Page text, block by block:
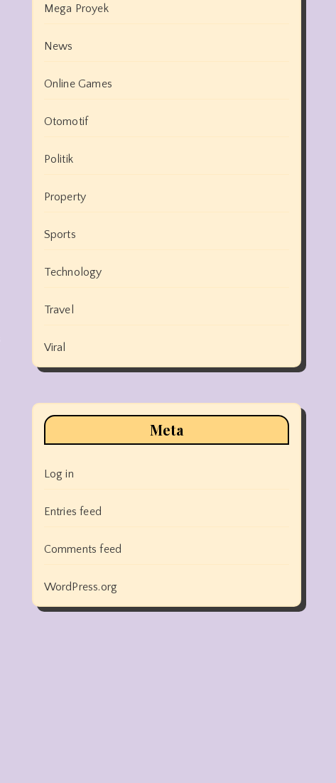
Mega Proyek
News
Online Games
Otomotif
Politik
Property
Sports
Technology
Travel
Viral
Meta
Log in
Entries feed
Comments feed
WordPress.org